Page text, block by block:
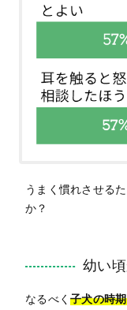
うまく慣れさせる
か？
幼い
なるべく子犬の時